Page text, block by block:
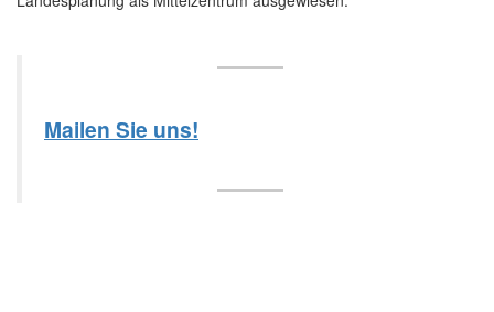
Mailen Sie uns!